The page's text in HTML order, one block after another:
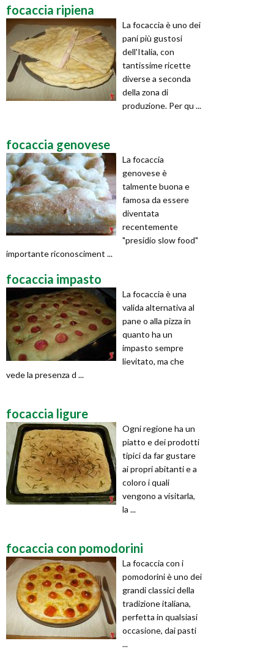
focaccia ripiena
La focaccia è uno dei
pani più gustosi
dell'Italia, con
tantissime ricette
diverse a seconda
della zona di
produzione. Per qu ...
focaccia genovese
La focaccia
genovese è
talmente buona e
famosa da essere
diventata
recentemente
"presidio slow food"
importante riconosciment ...
focaccia impasto
La focaccia è una
valida alternativa al
pane o alla pizza in
quanto ha un
impasto sempre
lievitato, ma che
vede la presenza d ...
focaccia ligure
Ogni regione ha un
piatto e dei prodotti
tipici da far gustare
ai propri abitanti e a
coloro i quali
vengono a visitarla,
la ...
focaccia con pomodorini
La focaccia con i
pomodorini è uno dei
grandi classici della
tradizione italiana,
perfetta in qualsiasi
occasione, dai pasti
...